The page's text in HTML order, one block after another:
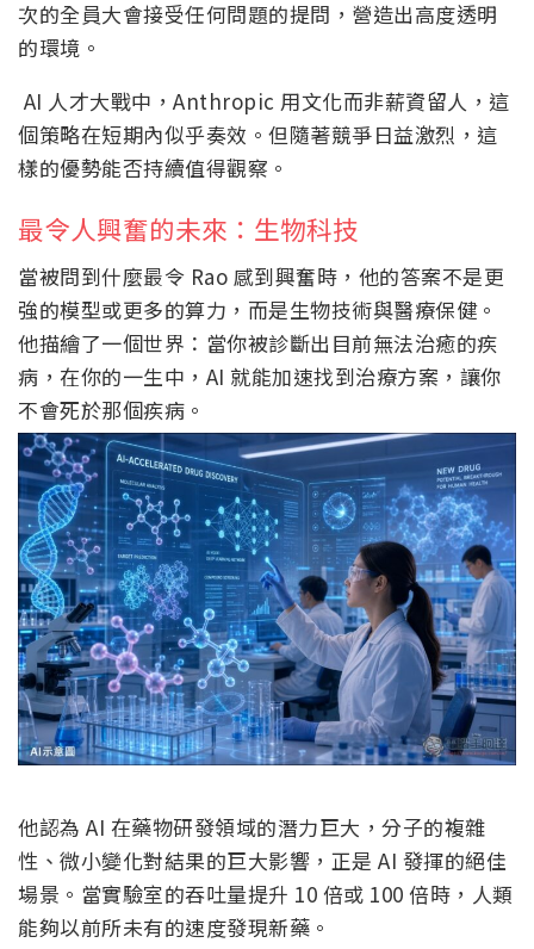
次的全員大會接受任何問題的提問，營造出高度透明
的環境。
AI 人才大戰中，Anthropic 用文化而非薪資留人，這
個策略在短期內似乎奏效。但隨著競爭日益激烈，這
樣的優勢能否持續值得觀察。
最令人興奮的未來：生物科技
當被問到什麼最令 Rao 感到興奮時，他的答案不是更
強的模型或更多的算力，而是生物技術與醫療保健。
他描繪了一個世界：當你被診斷出目前無法治癒的疾
病，在你的一生中，AI 就能加速找到治療方案，讓你
不會死於那個疾病。
他認為 AI 在藥物研發領域的潛力巨大，分子的複雜
性、微小變化對結果的巨大影響，正是 AI 發揮的絕佳
場景。當實驗室的吞吐量提升 10 倍或 100 倍時，人類
能夠以前所未有的速度發現新藥。